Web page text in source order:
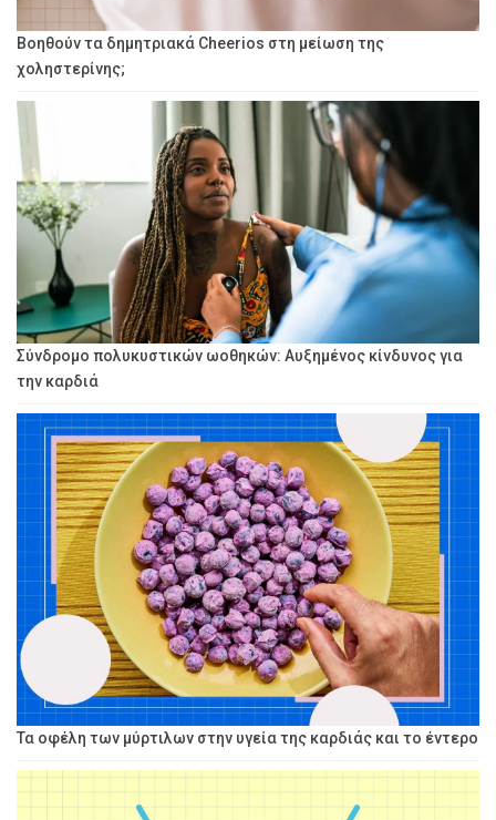
Βοηθούν τα δημητριακά Cheerios στη μείωση της
χοληστερίνης;
Σύνδρομο πολυκυστικών ωοθηκών: Αυξημένος κίνδυνος για
την καρδιά
Τα οφέλη των μύρτιλων στην υγεία της καρδιάς και το έντερο